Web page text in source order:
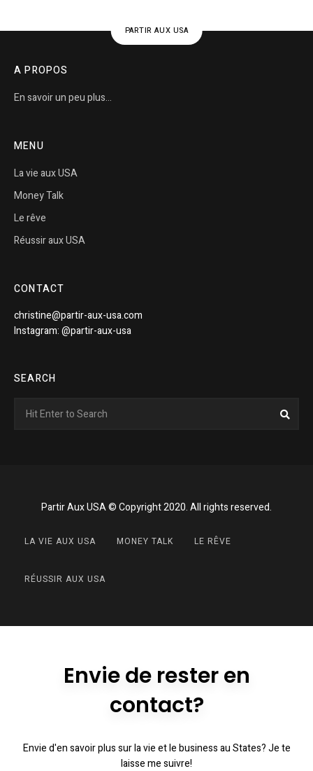
PARTIR AUX USA
A PROPOS
En savoir un peu plus…
MENU
La vie aux USA
Money Talk
Le rêve
Réussir aux USA
CONTACT
christine@partir-aux-usa.com
Instagram: @partir-aux-usa
SEARCH
for:
Partir Aux USA © Copyright 2020. All rights reserved.
LA VIE AUX USA MONEY TALK LE RÊVE
RÉUSSIR AUX USA
Envie de rester en
contact?
Envie d'en savoir plus sur la vie et le business au States? Je te
laisse me suivre!